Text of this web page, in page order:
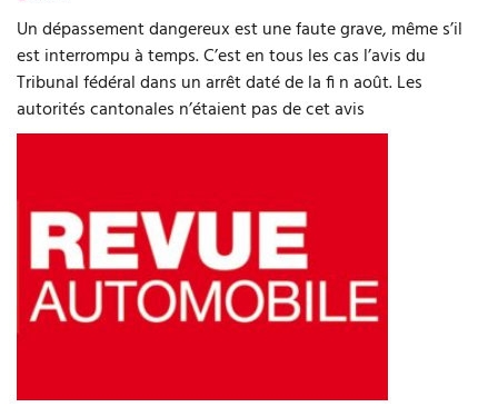
Un dépassement dangereux est une faute grave, même s’il
est interrompu à temps. C’est en tous les cas l’avis du
Tribunal fédéral dans un arrêt daté de la ﬁ n août. Les
autorités cantonales n’étaient pas de cet avis